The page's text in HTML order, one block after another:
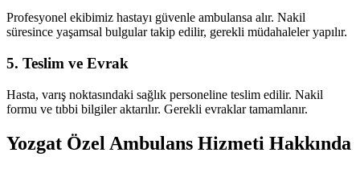
Profesyonel ekibimiz hastayı güvenle ambulansa alır. Nakil
süresince yaşamsal bulgular takip edilir, gerekli müdahaleler yapılır.
5. Teslim ve Evrak
Hasta, varış noktasındaki sağlık personeline teslim edilir. Nakil
formu ve tıbbi bilgiler aktarılır. Gerekli evraklar tamamlanır.
Yozgat Özel Ambulans Hizmeti Hakkında